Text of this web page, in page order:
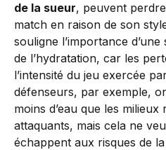
de la sueur, peuvent perdre
match en raison de son
souligne l’importance
de l’hydratation, car les
l’intensité du jeu exercée
défenseurs, par exemple,
moins d’eau que les
attaquants, mais cela ne
échappent aux risques de